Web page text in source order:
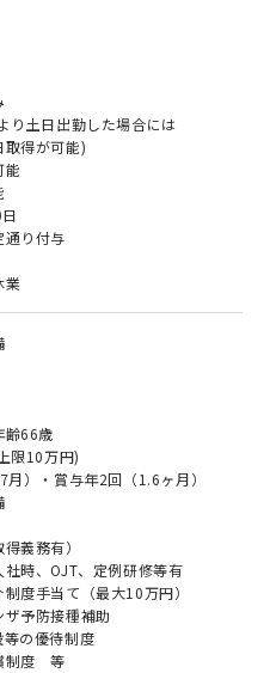
り土日出勤した場合には
取得が可能)
能
通り付与
業
齢66歳
限10万円)
月）・賞与年2回（1.6ヶ月）
義務有）
社時、OJT、定例研修等有
度手当て（最大10万円）
ザ予防接種補助
等の優待制度
制度 等